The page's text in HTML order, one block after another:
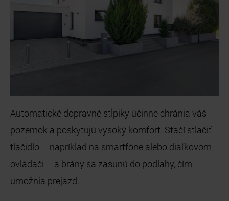
Automatické dopravné stĺpiky účinne chránia váš
pozemok a poskytujú vysoký komfort. Stačí stlačiť
tlačidlo – napríklad na smartfóne alebo diaľkovom
ovládači – a brány sa zasunú do podlahy, čím
umožnia prejazd.